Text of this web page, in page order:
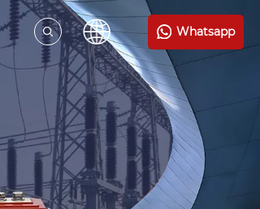
Whatsapp